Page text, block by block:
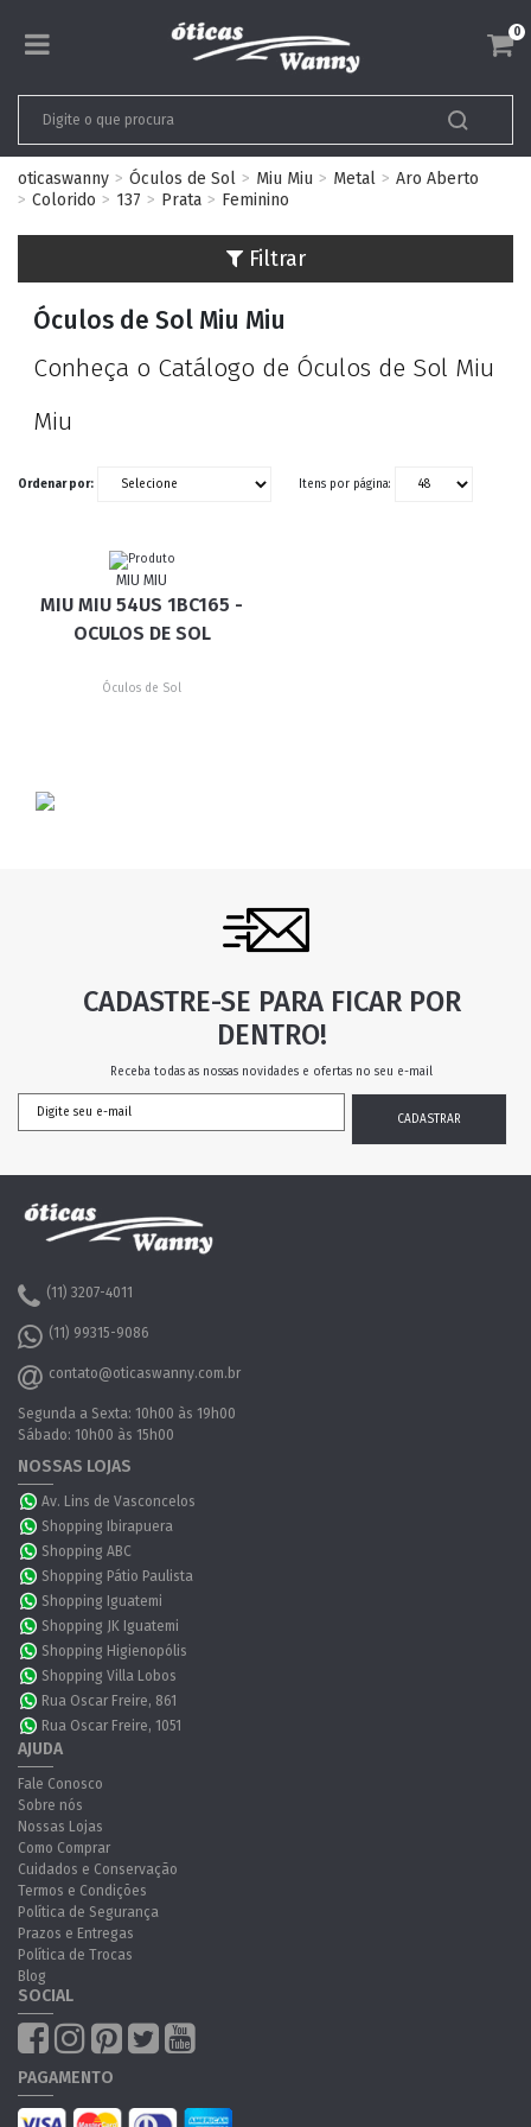
0
oticaswanny Óculos de Sol Miu Miu Metal
Aro Aberto
Colorido
137 Prata Feminino
Filtrar
Óculos de Sol Miu Miu
Conheça o Catálogo de Óculos de Sol Miu
Miu
Ordenar por: Itens por página:
MIU MIU
MIU MIU 54US 1BC165 -
OCULOS DE SOL
Óculos de Sol
CADASTRE-SE PARA FICAR POR
DENTRO!
Receba todas as nossas novidades e ofertas no seu e-mail
(11) 3207-4011
(11) 99315-9086
contato@oticaswanny.com.br
Segunda a Sexta: 10h00 às 19h00
Sábado: 10h00 às 15h00
NOSSAS LOJAS
Av. Lins de Vasconcelos
Shopping Ibirapuera
Shopping ABC
Shopping Pátio Paulista
Shopping Iguatemi
Shopping JK Iguatemi
Shopping Higienopólis
Shopping Villa Lobos
Rua Oscar Freire, 861
Rua Oscar Freire, 1051
AJUDA
Fale Conosco
Sobre nós
Nossas Lojas
Como Comprar
Cuidados e Conservação
Termos e Condições
Política de Segurança
Prazos e Entregas
Política de Trocas
Blog
SOCIAL
PAGAMENTO